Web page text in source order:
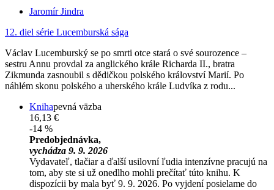
Jaromír Jindra
12. diel série Lucemburská sága
Václav Lucemburský se po smrti otce stará o své sourozence –
sestru Annu provdal za anglického krále Richarda II., bratra
Zikmunda zasnoubil s dědičkou polského království Marií. Po
náhlém skonu polského a uherského krále Ludvíka z rodu...
Knihapevná väzba
16,13 €
-14 %
Predobjednávka,
vychádza 9. 9. 2026
Vydavateľ, tlačiar a ďalší usilovní ľudia intenzívne pracujú na
tom, aby ste si už onedlho mohli prečítať túto knihu. K
dispozícii by mala byť 9. 9. 2026. Po vyjdení posielame do